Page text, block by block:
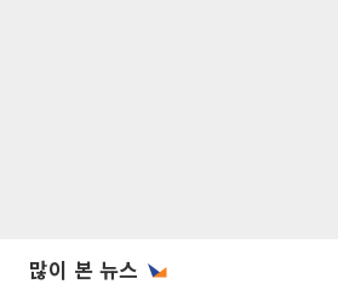
많이 본 뉴스